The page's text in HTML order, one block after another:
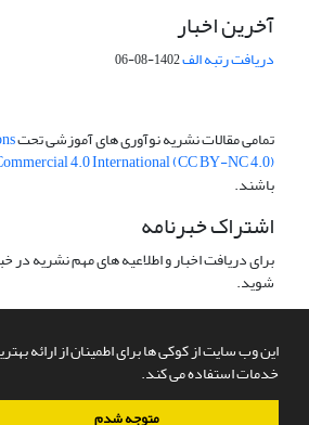
این وب سایت از کوکی ها برای اطمینان از ارائه
خدمات استفاده می کند.
متوجه شدم
آخرین اخبار
دریافت رتبه الف1402-08-06
تمامی مقالات نشریه نوآوری های آموزشی تحت
4.0 International (CC BY-NC 4.0)
باشند.
اشتراک خبرنامه
برای دریافت اخبار و اطلاعیه های مهم نشریه
شوید.